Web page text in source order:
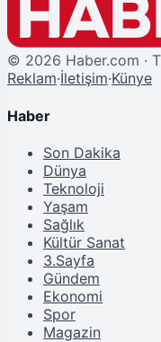
© 2026 Haber.com ·
Reklam·İletişim·Künye
Haber
Son Dakika
Dünya
Teknoloji
Yaşam
Sağlık
Kültür Sanat
3.Sayfa
Gündem
Ekonomi
Spor
Magazin